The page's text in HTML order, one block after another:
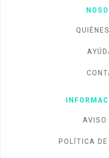
AVISO
POLÍTICA